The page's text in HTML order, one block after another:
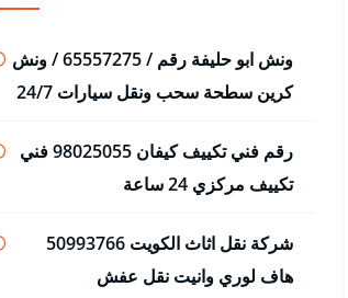
ونش ابو حليفة رقم / 65557275 / ونش
كرين سطحة سحب ونقل سيارات 24/7
رقم فني تكييف كيفان 98025055 فني
تكييف مركزي 24 ساعة
شركة نقل اثاث الكويت 50993766
هاف لوري وانيت نقل عفش